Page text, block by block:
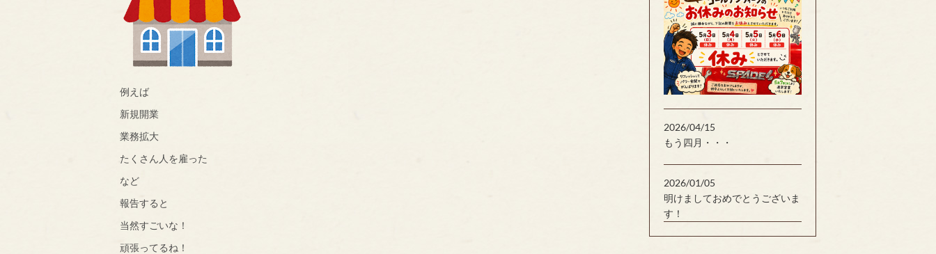
例えば
新規開業
業務拡大
たくさん人を雇った
など
報告すると
当然すごいな！
頑張ってるね！
2026/04/15
もう四月・・・
2026/01/05
明けましておめでとうございま
す！